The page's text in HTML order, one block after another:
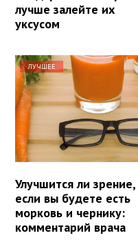
лучше залейте их
уксусом
ЛУЧШЕЕ
Улучшится ли зрение,
если вы будете есть
морковь и чернику:
комментарий врача